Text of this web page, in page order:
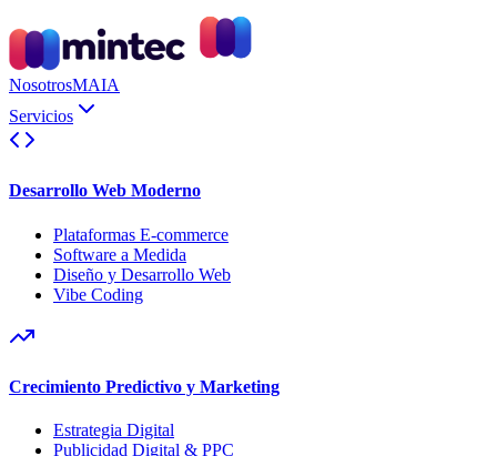
NosotrosMAIA
Servicios
Desarrollo Web Moderno
Plataformas E-commerce
Software a Medida
Diseño y Desarrollo Web
Vibe Coding
Crecimiento Predictivo y Marketing
Estrategia Digital
Publicidad Digital & PPC